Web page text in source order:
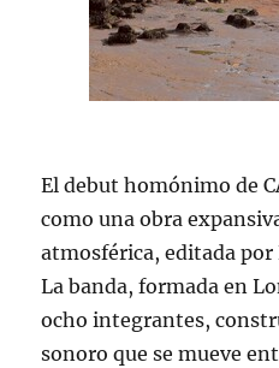
El debut homónimo de
como una obra
atmosférica, editada por
La banda, formada en
ocho integrantes,
sonoro que se mueve